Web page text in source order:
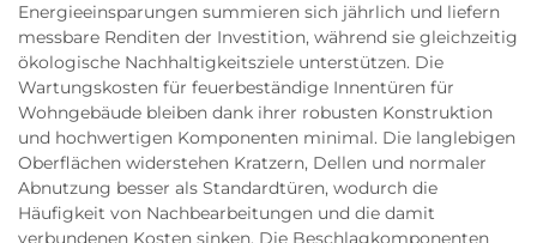
Energieeinsparungen summieren sich jährlich und liefern
messbare Renditen der Investition, während sie gleichzeitig
ökologische Nachhaltigkeitsziele unterstützen. Die
Wartungskosten für feuerbeständige Innentüren für
Wohngebäude bleiben dank ihrer robusten Konstruktion
und hochwertigen Komponenten minimal. Die langlebigen
Oberflächen widerstehen Kratzern, Dellen und normaler
Abnutzung besser als Standardtüren, wodurch die
Häufigkeit von Nachbearbeitungen und die damit
verbundenen Kosten sinken. Die Beschlagkomponenten